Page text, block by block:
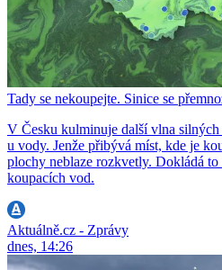
Tady se nekoupejte. Sinice se
V Česku kulminuje další vlna
u vody. Jenže přibývá míst, kde je
plochy neblaze rozkvetly. Dokládá
koupacích vod.
Aktuálně.cz - Zprávy
dnes, 14:26